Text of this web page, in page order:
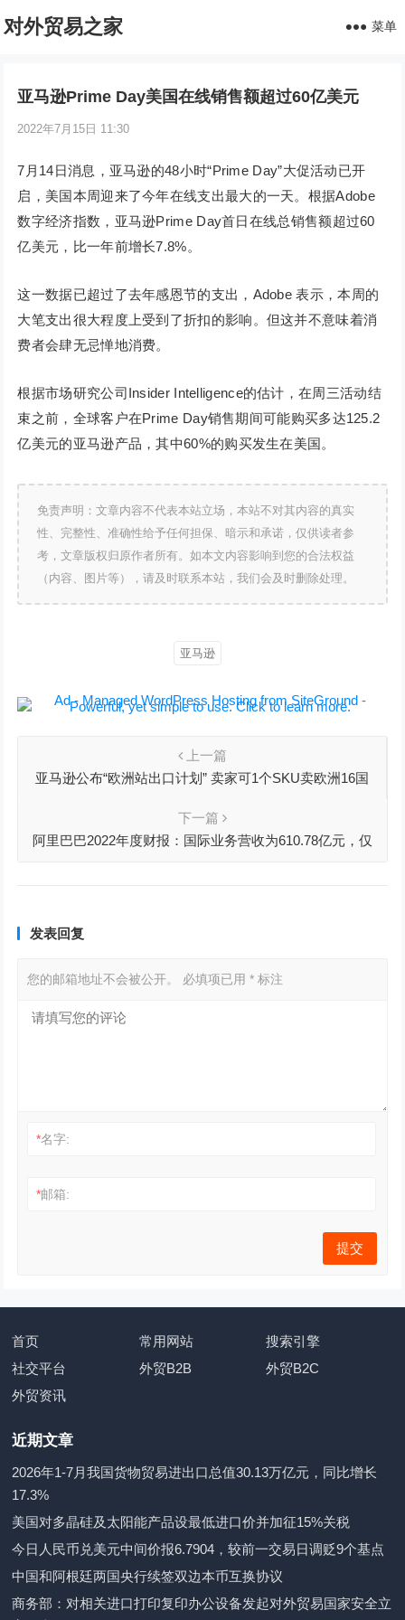
对外贸易之家 菜单
亚马逊Prime Day美国在线销售额超过60亿美元
2022年7月15日 11:30
7月14日消息，亚马逊的48小时“Prime Day”大促活动已开
启，美国本周迎来了今年在线支出最大的一天。根据Adobe
数字经济指数，亚马逊Prime Day首日在线总销售额超过60
亿美元，比一年前增长7.8%。
这一数据已超过了去年感恩节的支出，Adobe 表示，本周的
大笔支出很大程度上受到了折扣的影响。但这并不意味着消
费者会肆无忌惮地消费。
根据市场研究公司Insider Intelligence的估计，在周三活动结
束之前，全球客户在Prime Day销售期间可能购买多达125.2
亿美元的亚马逊产品，其中60%的购买发生在美国。
免责声明：文章内容不代表本站立场，本站不对其内容的真实
性、完整性、准确性给予任何担保、暗示和承诺，仅供读者参
考，文章版权归原作者所有。如本文内容影响到您的合法权益
（内容、图片等），请及时联系本站，我们会及时删除处理。
亚马逊
上一篇
亚马逊公布“欧洲站出口计划” 卖家可1个SKU卖欧洲16国
下一篇
阿里巴巴2022年度财报：国际业务营收为610.78亿元，仅
发表回复
您的邮箱地址不会被公开。 必填项已用* 标注
*名字:
*邮箱:
首页 常用网站
搜索引擎
社交平台
外贸B2B
外贸B2C
外贸资讯
近期文章
2026年1-7月我国货物贸易进出口总值30.13万亿元，同比增长
17.3%
美国对多晶硅及太阳能产品设最低进口价并加征15%关税
今日人民币兑美元中间价报6.7904，较前一交易日调贬9个基点
中国和阿根廷两国央行续签双边本币互换协议
商务部：对相关进口打印复印办公设备发起对外贸易国家安全立